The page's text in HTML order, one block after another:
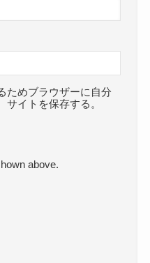
ためブラウザーに自分
サイトを保存する。
above.